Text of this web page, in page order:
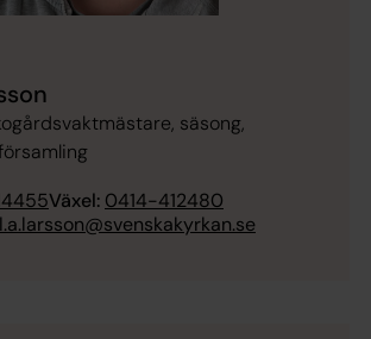
säsong,
Växel: 0414-412480